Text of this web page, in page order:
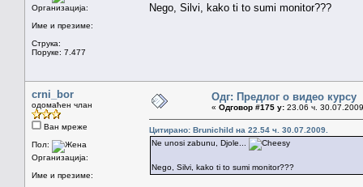
Организација:
Име и презиме:
Струка:
Поруке: 7.477
Nego, Silvi, kako ti to sumi monitor???
crni_bor
одомаћен члан
Ван мреже
Пол:
Организација:
Име и презиме:
Одг: Предлог о видео курсу
« Одговор #175 у: 23.06 ч.
Цитирано: Brunichild на 22.54 ч. 30.07.2009.
Ne unosi zabunu, Djole...
Nego, Silvi, kako ti to sumi monitor???